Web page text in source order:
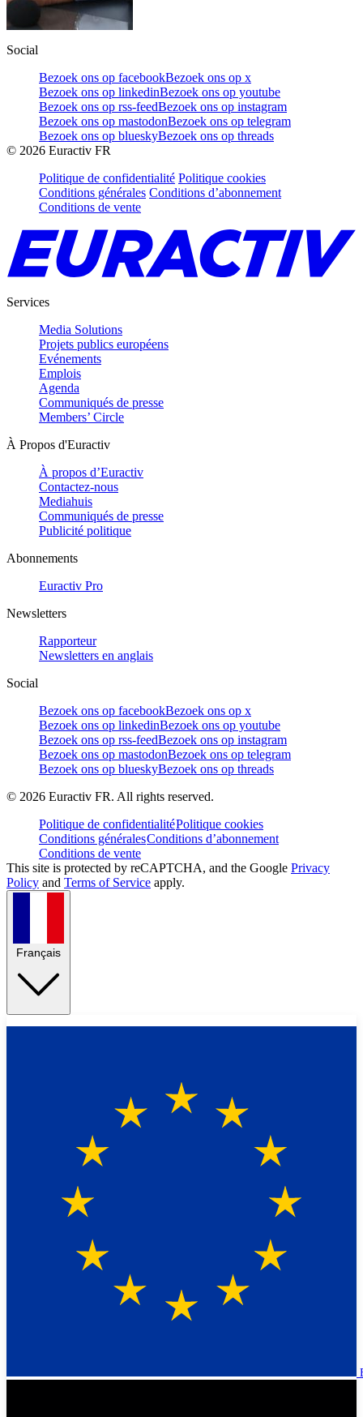
Social
Bezoek ons op facebookBezoek ons op x
Bezoek ons op linkedinBezoek ons op youtube
Bezoek ons op rss-feedBezoek ons op instagram
Bezoek ons op mastodonBezoek ons op telegram
Bezoek ons op blueskyBezoek ons op threads
© 2026 Euractiv FR
Politique de confidentialité Politique cookies
Conditions générales Conditions d’abonnement
Conditions de vente
Services
Media Solutions
Projets publics européens
Evénements
Emplois
Agenda
Communiqués de presse
Members’ Circle
À Propos d'Euractiv
À propos d’Euractiv
Contactez-nous
Mediahuis
Communiqués de presse
Publicité politique
Abonnements
Euractiv Pro
Newsletters
Rapporteur
Newsletters en anglais
Social
Bezoek ons op facebookBezoek ons op x
Bezoek ons op linkedinBezoek ons op youtube
Bezoek ons op rss-feedBezoek ons op instagram
Bezoek ons op mastodonBezoek ons op telegram
Bezoek ons op blueskyBezoek ons op threads
© 2026 Euractiv FR. All rights reserved.
Politique de confidentialitéPolitique cookies
Conditions généralesConditions d’abonnement
Conditions de vente
This site is protected by reCAPTCHA, and the Google Privacy
Policy and Terms of Service apply.
Français